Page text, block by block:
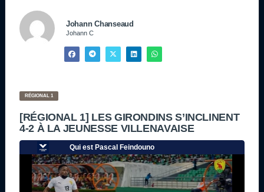
Johann Chanseaud
Johann C
RÉGIONAL 1
[RÉGIONAL 1] LES GIRONDINS S’INCLINENT
4-2 À LA JEUNESSE VILLENAVAISE